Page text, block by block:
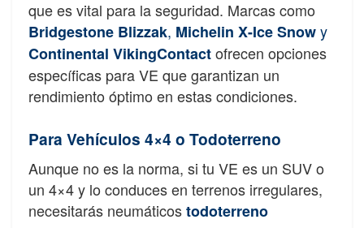
que es vital para la seguridad. Marcas como
Bridgestone Blizzak, Michelin X-Ice Snowy
Continental VikingContactofrecen opciones
específicas para VE que garantizan un
rendimiento óptimo en estas condiciones.
Para Vehículos 4×4 o Todoterreno
Aunque no es la norma, si tu VE es un SUV o
un 4×4 y lo conduces en terrenos irregulares,
necesitarás neumáticostodoterreno